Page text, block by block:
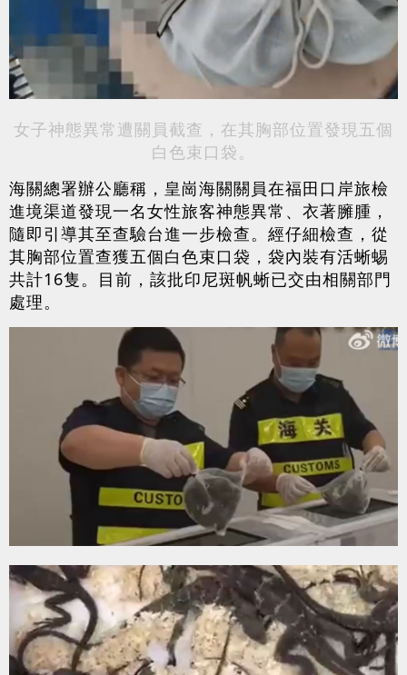
女子神態異常遭關員截查，在其胸部位置發現五個
白色束口袋。
海關總署辦公廳稱，皇崗海關關員在福田口岸旅檢
進境渠道發現一名女性旅客神態異常、衣著臃腫，
隨即引導其至查驗台進一步檢查。經仔細檢查，從
其胸部位置查獲五個白色束口袋，袋內裝有活蜥蜴
共計16隻。目前，該批印尼斑帆蜥已交由相關部門
處理。